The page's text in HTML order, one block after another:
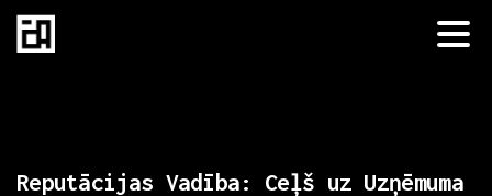
Reputācijas Vadība: Ceļš uz Uzņēmuma